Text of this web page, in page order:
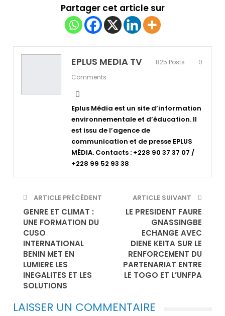
Partager cet article sur
EPLUS MEDIA TV 825 Posts
0
Comments
Eplus Média est un site d’information
environnementale et d’éducation. Il
est issu de l’agence de
communication et de presse EPLUS
MÉDIA. Contacts : +228 90 37 37 07 /
+228 99 52 93 38
ARTICLE PRÉCÉDENT
GENRE ET CLIMAT :
UNE FORMATION DU
CUSO
INTERNATIONAL
BENIN MET EN
LUMIERE LES
INEGALITES ET LES
SOLUTIONS
ARTICLE SUIVANT
LE PRESIDENT FAURE
GNASSINGBE
ECHANGE AVEC
DIENE KEITA SUR LE
RENFORCEMENT DU
PARTENARIAT ENTRE
LE TOGO ET L’UNFPA
LAISSER UN COMMENTAIRE